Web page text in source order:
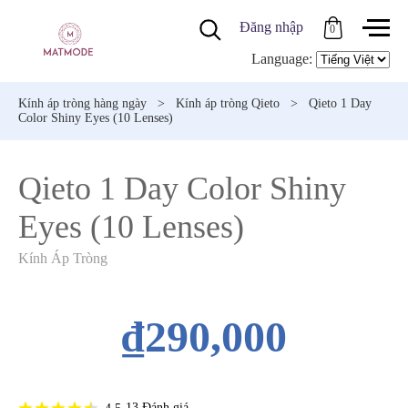
Đăng nhập 0
Language:
Kính áp tròng hàng ngày > Kính áp tròng Qieto >
Qieto 1 Day
Color Shiny Eyes (10 Lenses)
Qieto 1 Day Color Shiny
Eyes (10 Lenses)
Kính Áp Tròng
₫290,000